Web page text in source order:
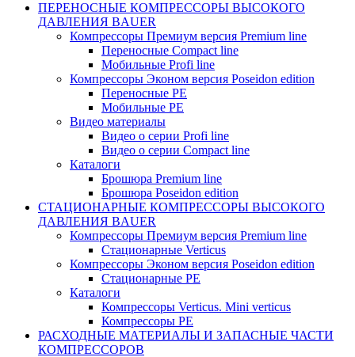
ПЕРЕНОСНЫЕ КОМПРЕССОРЫ ВЫСОКОГО
ДАВЛЕНИЯ BAUER
Компрессоры Премиум версия Premium line
Переносные Compact line
Мобильные Profi line
Компрессоры Эконом версия Poseidon edition
Переносные PE
Мобильные PE
Видео материалы
Видео о серии Profi line
Видео о серии Compact line
Каталоги
Брошюра Premium line
Брошюра Poseidon edition
СТАЦИОНАРНЫЕ КОМПРЕССОРЫ ВЫСОКОГО
ДАВЛЕНИЯ BAUER
Компрессоры Премиум версия Premium line
Стационарные Verticus
Компрессоры Эконом версия Poseidon edition
Стационарные PE
Каталоги
Компрессоры Verticus. Mini verticus
Компрессоры PE
РАСХОДНЫЕ МАТЕРИАЛЫ И ЗАПАСНЫЕ ЧАСТИ
КОМПРЕССОРОВ